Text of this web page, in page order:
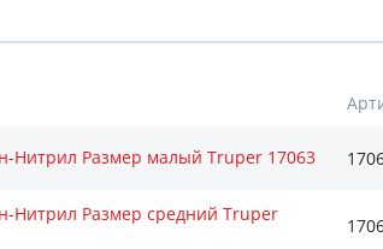
Нитрил Размер малый Truper 17063
Нитрил Размер средний Truper